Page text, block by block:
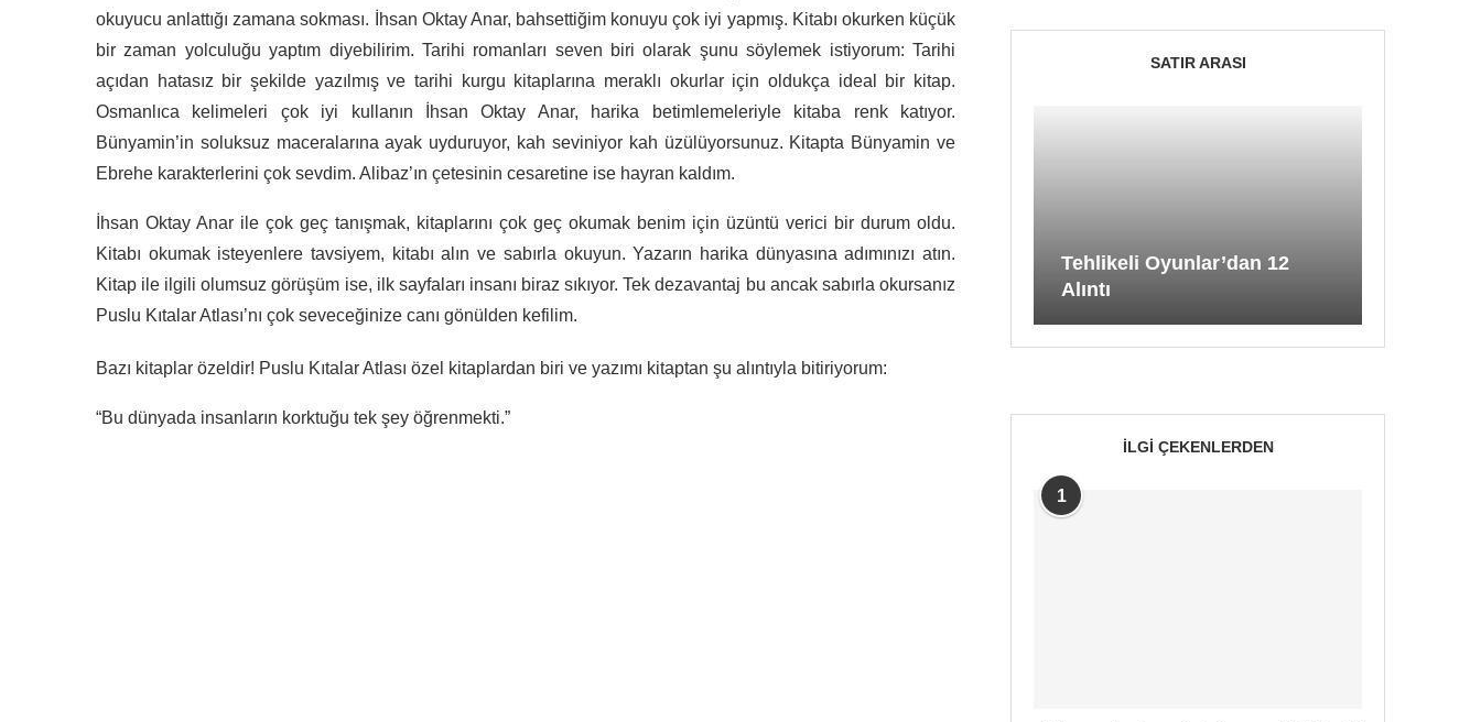
okuyucu anlattığı zamana sokması. İhsan Oktay Anar, bahsettiğim konuyu çok iyi yapmış. Kitabı okurken küçük
bir zaman yolculuğu yaptım diyebilirim. Tarihi romanları seven biri olarak şunu söylemek istiyorum: Tarihi
açıdan hatasız bir şekilde yazılmış ve tarihi kurgu kitaplarına meraklı okurlar için oldukça ideal bir kitap.
Osmanlıca kelimeleri çok iyi kullanın İhsan Oktay Anar, harika betimlemeleriyle kitaba renk katıyor.
Bünyamin’in soluksuz maceralarına ayak uyduruyor, kah seviniyor kah üzülüyorsunuz. Kitapta Bünyamin ve
Ebrehe karakterlerini çok sevdim. Alibaz’ın çetesinin cesaretine ise hayran kaldım.
İhsan Oktay Anar ile çok geç tanışmak, kitaplarını çok geç okumak benim için üzüntü verici bir durum oldu.
Kitabı okumak isteyenlere tavsiyem, kitabı alın ve sabırla okuyun. Yazarın harika dünyasına adımınızı atın.
Kitap ile ilgili olumsuz görüşüm ise, ilk sayfaları insanı biraz sıkıyor. Tek dezavantaj bu ancak sabırla okursanız
Puslu Kıtalar Atlası’nı çok seveceğinize canı gönülden kefilim.
Bazı kitaplar özeldir! Puslu Kıtalar Atlası özel kitaplardan biri ve yazımı kitaptan şu alıntıyla bitiriyorum:
“Bu dünyada insanların korktuğu tek şey öğrenmekti.”
SATIR ARASI
Tehlikeli Oyunlar’dan 12
Alıntı
İLGI ÇEKENLERDEN
1